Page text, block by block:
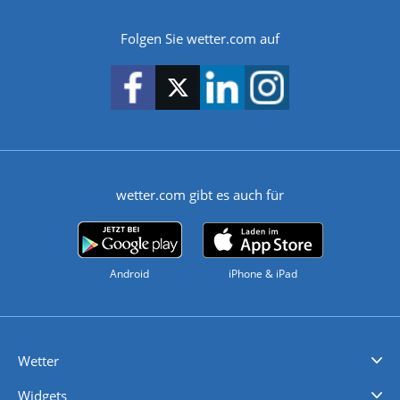
Folgen Sie wetter.com auf
wetter.com gibt es auch für
Android iPhone & iPad
Wetter
Widgets